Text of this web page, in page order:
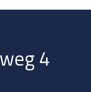
4